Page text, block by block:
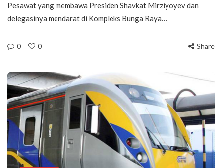
Pesawat yang membawa Presiden Shavkat Mirziyoyev dan
delegasinya mendarat di Kompleks Bunga Raya…
0 0 Share